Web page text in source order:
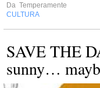
Da Temperamente
CULTURA
SAVE THE
sunny…